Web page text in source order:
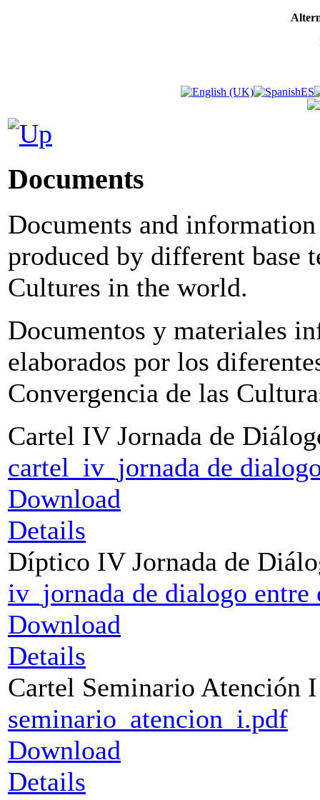
Documents
Documents and
produced by different base
Cultures in the world.
Documentos y materiales
elaborados por los
Convergencia de las
Cartel IV Jornada de
cartel_iv_jornada de
Download
Details
Díptico IV Jornada de
iv_jornada de dialogo entre
Download
Details
Cartel Seminario Atención I
seminario_atencion_i.pdf
Download
Details